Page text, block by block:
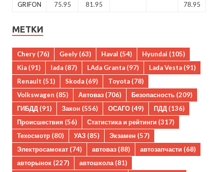
GRIFON
75.95 81.95 78.95
МЕТКИ
Chery (76) Geely (63) Haval (54) Hyundai (105)
Kia (91) lada (87) LAda Granta (97) Lada Vesta (91)
Renault (51) Skoda (69) Toyota (78)
Volkswagen (85) Автоваз (706) Безопасность (209)
ГИБДД (91) Закон (556) ОСАГО (49) ПДД (136)
Происшествия (56) Статистика и рейтинги (317)
Техосмотр (80) УАЗ (85) Экзамен (57)
Электросамокат (74) автоваз (88) автозапчасти (68)
авторынок (227) автошкола(81)